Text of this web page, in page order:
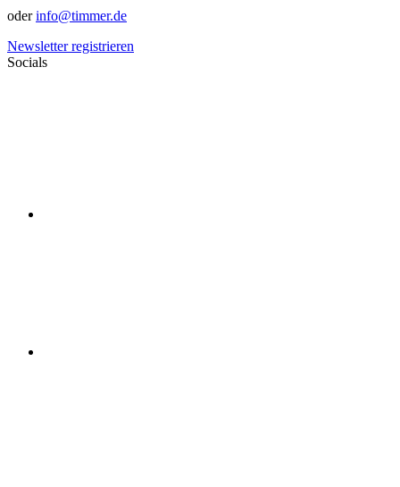
oderinfo@timmer.de
Newsletter registrieren
Socials